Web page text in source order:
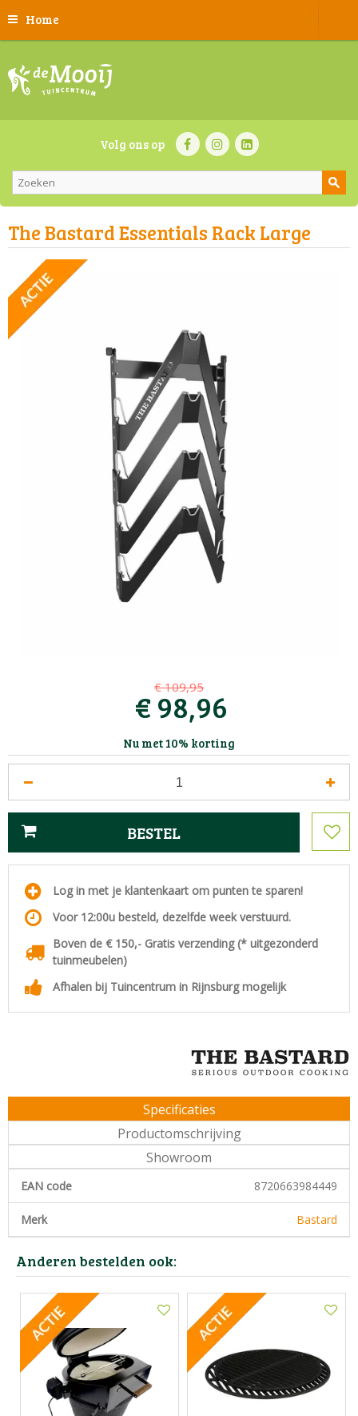
Home
Volg ons op
The Bastard Essentials Rack Large
€ 109,95
€ 98,96
Nu met 10% korting
Log in met je klantenkaart om punten te sparen!
Voor 12:00u besteld, dezelfde week verstuurd.
Boven de € 150,- Gratis verzending (* uitgezonderd
tuinmeubelen)
Afhalen bij Tuincentrum in Rijnsburg mogelijk
Specificaties
Productomschrijving
Showroom
EAN code 8720663984449
Merk Bastard
Anderen bestelden ook: